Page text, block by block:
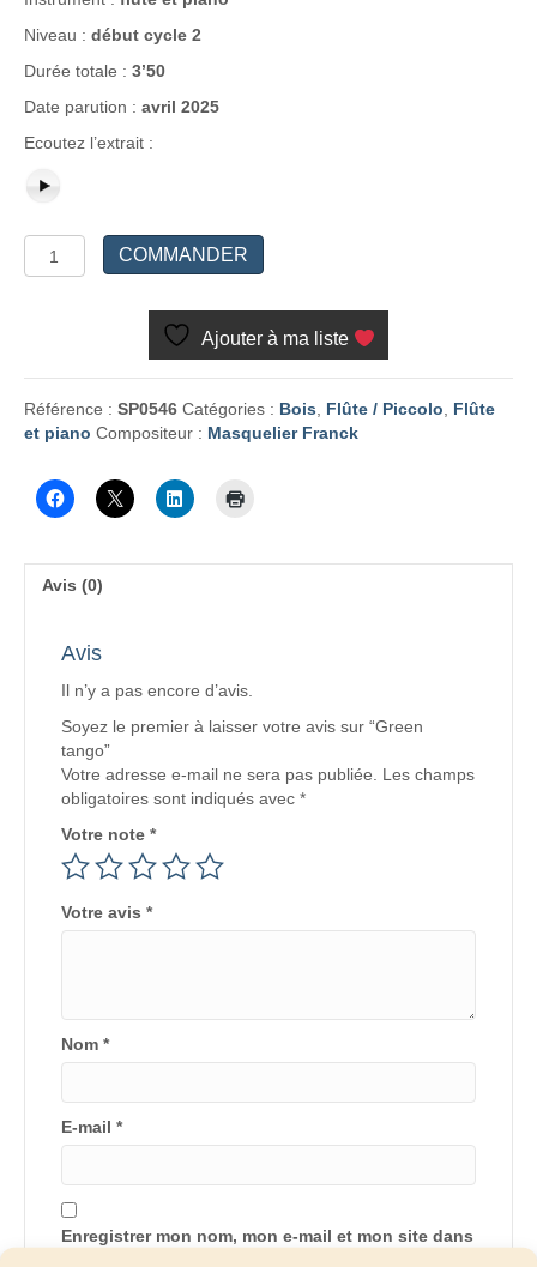
Niveau : début cycle 2
Durée totale : 3’50
Date parution : avril 2025
Ecoutez l’extrait :
de
COMMANDER
Ajouter à ma liste
Référence : SP0546 Catégories : Bois Flûte / Piccolo
Flûte
et piano Compositeur : Masquelier Franck
Avis (0)
Avis
Il n’y a pas encore d’avis.
Soyez le premier à laisser votre avis sur “Green
tango”
Votre adresse e-mail ne sera pas publiée.
Les champs
obligatoires sont indiqués avec *
Votre note *
Votre avis *
Nom *
E-mail *
Enregistrer mon nom, mon e-mail et mon site dans